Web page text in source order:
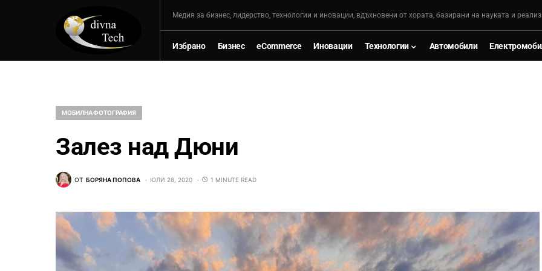
Mедия за бизнес, лидерство, технологии и иновации, вдъхновени от хората, базирани на науката и
Избрано Бизнес eCommerce Иновации Технологии Автомобили
МОБИЛНА ФОТОГРАФИЯ
Залез над Дюни
ОТ БОРЯНА ПОПОВА ЮЛИ 28, 2020 1 MINUTE READ